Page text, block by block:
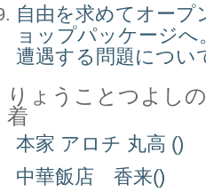
自由を求めてオー
ョップパッケージへ
遭遇する問題につい
りょうことつよし
着
本家 アロチ 丸高 ()
中華飯店 香来()